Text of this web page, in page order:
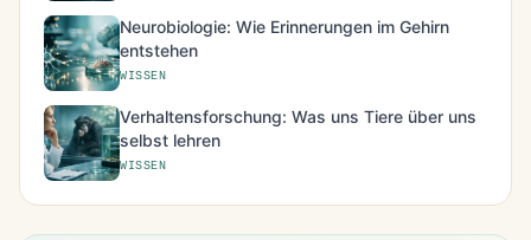
Neurobiologie: Wie Erinnerungen im Gehirn
entstehen
WISSEN
Verhaltensforschung: Was uns Tiere über uns
selbst lehren
WISSEN